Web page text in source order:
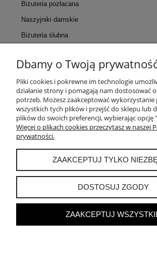
Biżuteria pozłacana
Naszyjniki damskie
Biżuteria ślubna
KONTAKT
POMOC
MOJE KONTO
PŁATNOŚCI I
INFORMACJE
Dbamy o Twoją
Pliki cookies i pokrewne im technologie
działanie strony i pomagają nam dostosować
potrzeb. Możesz zaakceptować wykorzystanie
wszystkich tych plików i przejść do sklepu lub
plików do swoich preferencji, wybierając opcję
Więcej o plikach cookies przeczytasz w naszej
prywatności.
ZAAKCEPTUJ TYLKO
DOSTOSUJ ZGODY
ZAAKCEPTUJ